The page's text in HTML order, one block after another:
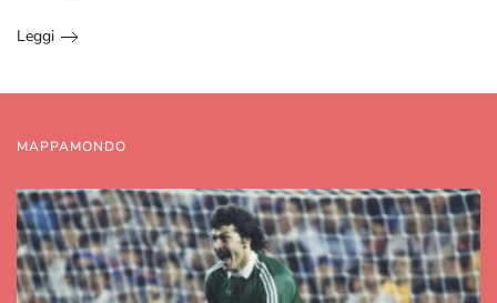
Leggi
MAPPAMONDO